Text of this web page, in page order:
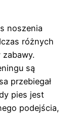
noszenia
różnych
są
przebiegał
pies jest
podejścia,